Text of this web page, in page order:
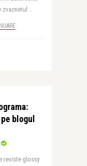
zvacnetul ..
blogul
reviste glossy